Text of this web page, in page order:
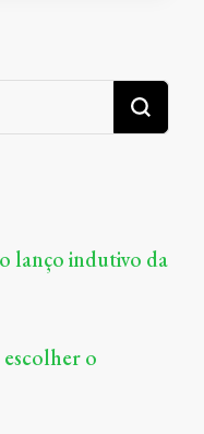
lanço indutivo da
escolher o